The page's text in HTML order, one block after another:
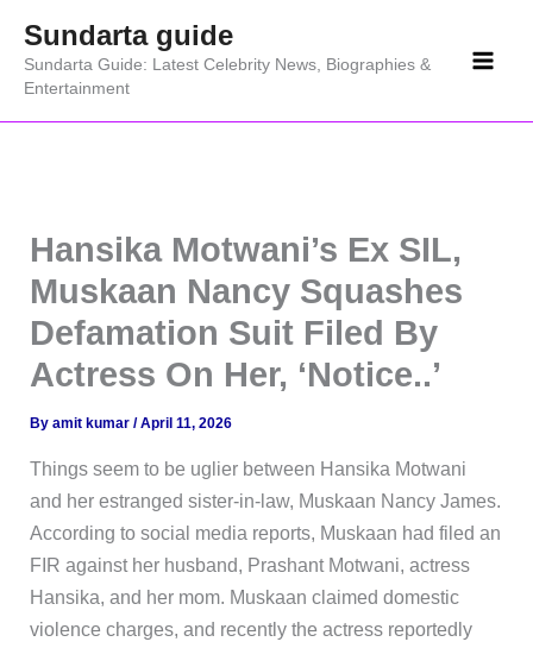
content
Sundarta guide
Sundarta Guide: Latest Celebrity News, Biographies &
Entertainment
Hansika Motwani’s Ex SIL,
Muskaan Nancy Squashes
Defamation Suit Filed By
Actress On Her, ‘Notice..’
Byamit kumar/April 11, 2026
Things seem to be uglier between Hansika Motwani
and her estranged sister-in-law, Muskaan Nancy James.
According to social media reports, Muskaan had filed an
FIR against her husband, Prashant Motwani, actress
Hansika, and her mom. Muskaan claimed domestic
violence charges, and recently the actress reportedly